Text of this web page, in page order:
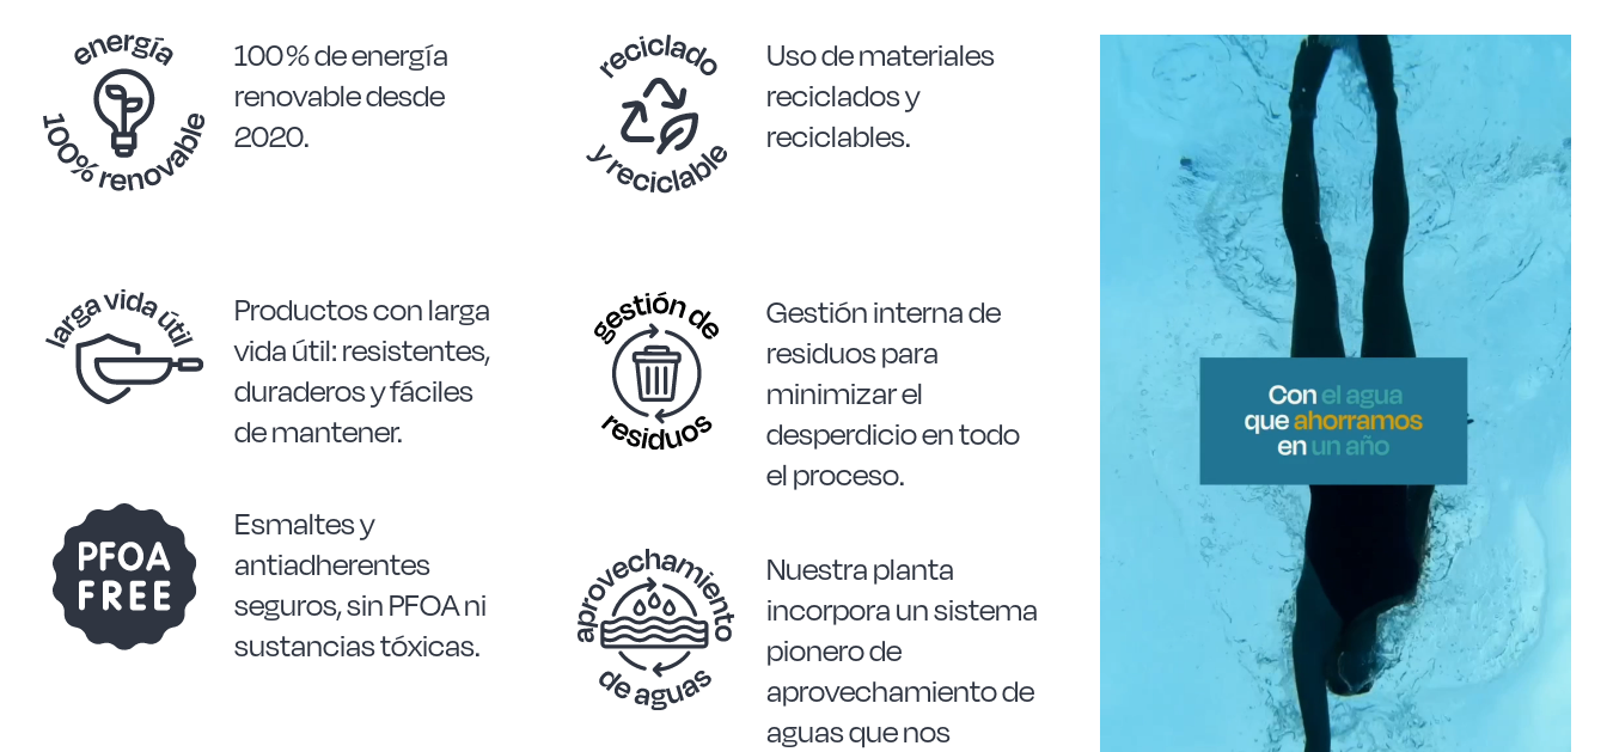
100 % de energía
renovable desde
2020.
Productos con larga
vida útil: resistentes,
duraderos y fáciles
de mantener.
Esmaltes y
antiadherentes
seguros, sin PFOA ni
sustancias tóxicas.
Uso de materiales
reciclados y
reciclables.
Gestión interna de
residuos para
minimizar el
desperdicio en todo
el proceso.
Nuestra planta
incorpora un sistema
pionero de
aprovechamiento de
aguas que nos